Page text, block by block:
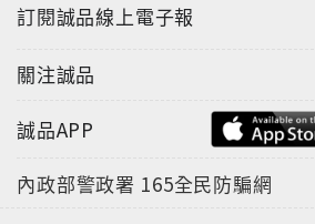
訂閱誠品線上電子報
關注誠品
誠品APP
內政部警政署 165全民防騙網